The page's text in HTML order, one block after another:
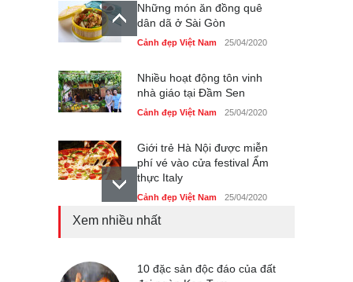
Những món ăn đồng quê
dân dã ở Sài Gòn
Cảnh đẹp Việt Nam 25/04/2020
Nhiều hoạt động tôn vinh
nhà giáo tại Đầm Sen
Cảnh đẹp Việt Nam 25/04/2020
Giới trẻ Hà Nội được miễn
phí vé vào cửa festival Ẩm
thực Italy
Cảnh đẹp Việt Nam 25/04/2020
Cảnh đẹp Việt Nam 25/04/2020
Xem nhiều nhất
10 đặc sản độc đáo của đất